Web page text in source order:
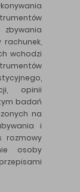
wchodzi
opinii
badań
na
i
rozmowy
osoby